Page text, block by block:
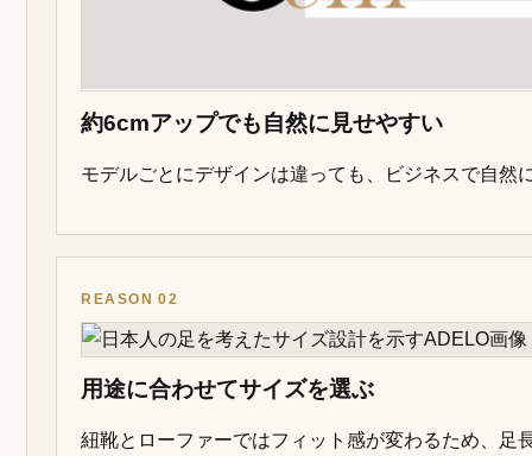
約6cmアップでも自然に見せやすい
モデルごとにデザインは違っても、ビジネスで自然
REASON 02
用途に合わせてサイズを選ぶ
紐靴とローファーではフィット感が変わるため、足